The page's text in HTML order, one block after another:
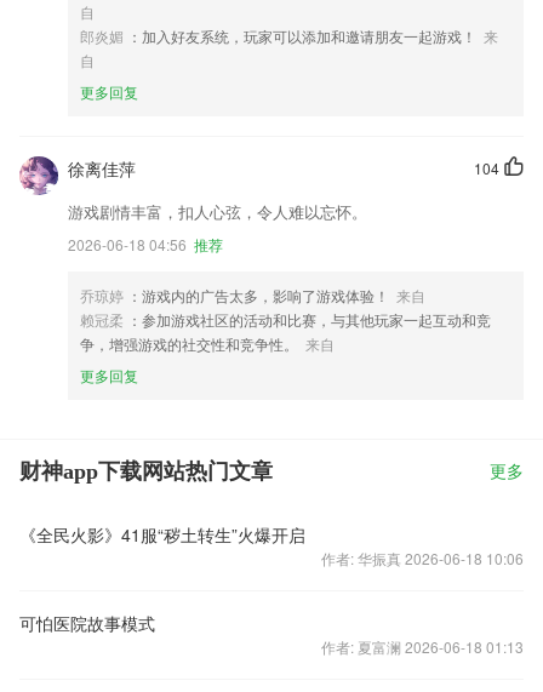
自
郎炎媚 ：加入好友系统，玩家可以添加和邀请朋友一起游戏！
来
自
更多回复
104
徐离佳萍
游戏剧情丰富，扣人心弦，令人难以忘怀。
2026-06-18 04:56 推荐
乔琼婷 ：游戏内的广告太多，影响了游戏体验！
来自
赖冠柔 ：参加游戏社区的活动和比赛，与其他玩家一起互动和竞
争，增强游戏的社交性和竞争性。
来自
更多回复
财神app下载网站热门文章 更多
《全民火影》41服“秽土转生”火爆开启
作者: 华振真 2026-06-18 10:06
可怕医院故事模式
作者: 夏富澜 2026-06-18 01:13